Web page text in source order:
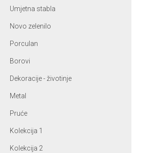
Umjetna stabla
Novo zelenilo
Porculan
Borovi
Dekoracije - životinje
Metal
Pruće
Kolekcija 1
Kolekcija 2